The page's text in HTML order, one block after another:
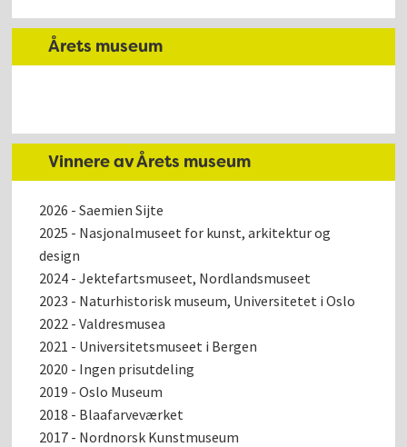
Årets museum
Vinnere av Årets museum
2026 - Saemien Sijte
2025 - Nasjonalmuseet for kunst, arkitektur og
design
2024 - Jektefartsmuseet, Nordlandsmuseet
2023 - Naturhistorisk museum, Universitetet i Oslo
2022 - Valdresmusea
2021 - Universitetsmuseet i Bergen
2020 - Ingen prisutdeling
2019 - Oslo Museum
2018 - Blaafarveværket
2017 - Nordnorsk Kunstmuseum